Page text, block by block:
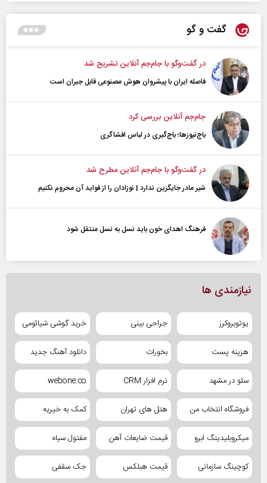
گفت و گو
در گفت‌و‌گو با جام‌جم آنلاین تشریح شد
فاصله ایران با پیشرو‌ان هوش مصنوعی قابل جبران است
جام‌جم آنلاین بررسی کرد
باج‌نیوزها؛ باج‌گیری در لباس افشاگری
در گفت‌و‌گو با جام‌جم آنلاین مطرح شد
شیر مادر جایگزین ندارد | نوزادان را از فواید آن محروم نکنیم
فرهنگ اهدای خون باید نسل به نسل منتقل شود
نیازمندی ها
یوتوبروکرز جراحی بینی خرید گوشی شیائومی
هزینه پست بخورات دانلود آهنگ جدید
سئو در مشهد نرم افزار CRM webone.co
فروشگاه انتخاب من هتل های تهران کمک به خیریه
میکروبلیدینگ ابرو قیمت ضایعات آهن مفتول سیاه
کوچینگ سازمانی قیمت هبلکس جک سقفی